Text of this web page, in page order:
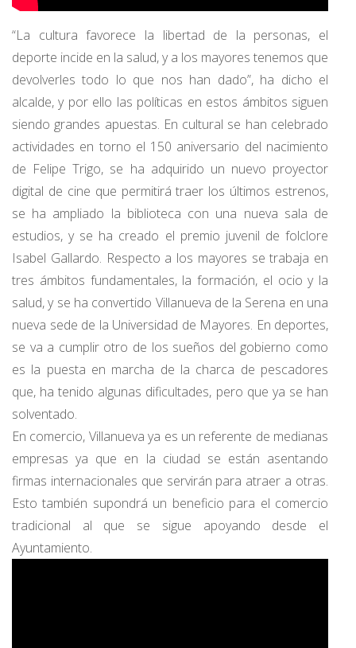
“La cultura favorece la libertad de la personas, el
deporte incide en la salud, y a los mayores tenemos que
devolverles todo lo que nos han dado”, ha dicho el
alcalde, y por ello las políticas en estos ámbitos siguen
siendo grandes apuestas. En cultural se han celebrado
actividades en torno el 150 aniversario del nacimiento
de Felipe Trigo, se ha adquirido un nuevo proyector
digital de cine que permitirá traer los últimos estrenos,
se ha ampliado la biblioteca con una nueva sala de
estudios, y se ha creado el premio juvenil de folclore
Isabel Gallardo. Respecto a los mayores se trabaja en
tres ámbitos fundamentales, la formación, el ocio y la
salud, y se ha convertido Villanueva de la Serena en una
nueva sede de la Universidad de Mayores. En deportes,
se va a cumplir otro de los sueños del gobierno como
es la puesta en marcha de la charca de pescadores
que, ha tenido algunas dificultades, pero que ya se han
solventado.
En comercio, Villanueva ya es un referente de medianas
empresas ya que en la ciudad se están asentando
firmas internacionales que servirán para atraer a otras.
Esto también supondrá un beneficio para el comercio
tradicional al que se sigue apoyando desde el
Ayuntamiento.